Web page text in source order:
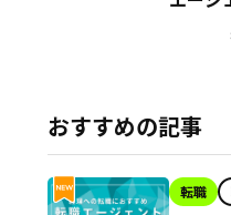
はや
おすすめの記事
転職